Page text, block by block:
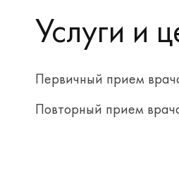
Услуги и
Первичный прием
Повторный прием